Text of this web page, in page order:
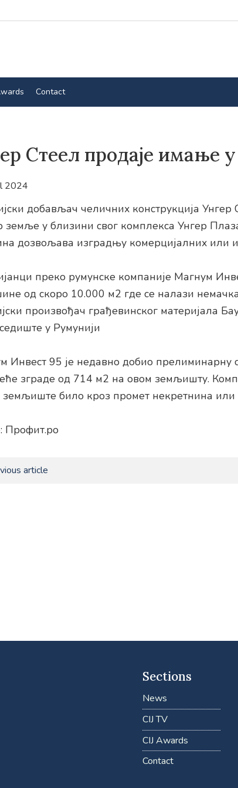
Contact
Стеел продаје имање
2024
добављач челичних конструкција Унгер
земље у близини свог комплекса Унгер
дозвољава изградњу комерцијалних или
преко румунске компаније Магнум
од скоро 10.000 м2 где се налази
произвођач грађевинског материјала
у Румунији
Инвест 95 је недавно добио прелиминарну
зграде од 714 м2 на овом земљишту.
било кроз промет некретнина или
Профит.ро
article
Sections
News
CIJ TV
CIJ Awards
Contact